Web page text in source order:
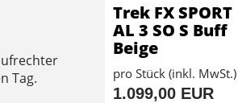
Tag.
Trek FX SPORT
AL 3 SO S Buff
Beige
pro Stück (inkl. MwSt.)
1.099,00 EUR